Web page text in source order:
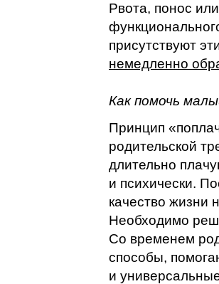
Рвота, понос
присутствуют
немедленно
Как помочь
Принцип
родительской
длительно
и психически.
качество жизни
Необходимо
Со временем
способы,
и